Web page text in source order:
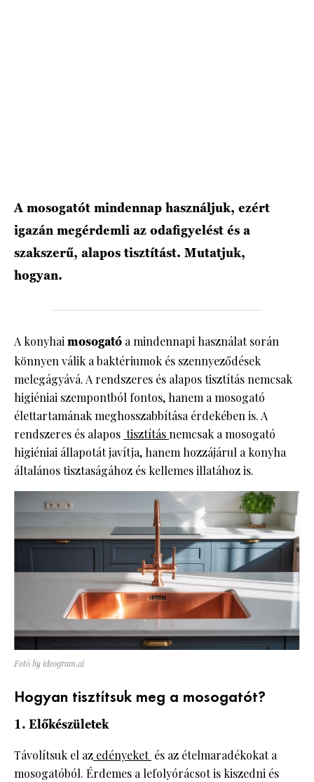
A mosogatót mindennap használjuk, ezért
igazán megérdemli az odafigyelést és a
szakszerű, alapos tisztítást. Mutatjuk,
hogyan.
A konyhaimosogató a mindennapi használat során
könnyen válik a baktériumok és szennyeződések
melegágyává. A rendszeres és alapos tisztítás nemcsak
higiéniai szempontból fontos, hanem a mosogató
élettartamának meghosszabbítása érdekében is. A
rendszeres és alapos tisztításnemcsak a mosogató
higiéniai állapotát javítja, hanem hozzájárul a konyha
általános tisztaságához és kellemes illatához is.
Fotó by ideogram.ai
Hogyan tisztítsuk meg a mosogatót?
1. Előkészületek
Távolítsuk el az edényeket és az ételmaradékokat a
mosogatóból. Érdemes a lefolyórácsot is kiszedni és